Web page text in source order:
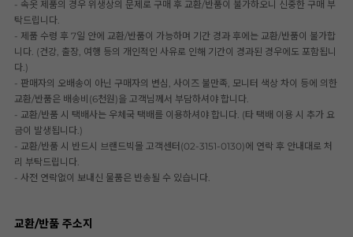
- 속옷 제품의 경우 위생상의 문제로 구매 후 교환/반품이 불가하오니 신중한 구매 부
탁드립니다.
- 제품 수령 후 7일 안에 교환/반품이 가능하며 기간 경과 후에는 교환/반품이 불가합
니다. (건강, 출장, 여행 등의 개인적인 사유로 인해 기간이 경과된 경우에도 포함됩니
다.)
- 판매자의 오배송이 아닌 구매자의 변심, 사이즈 불만족, 모니터 색상 차이 등에 의한
교환/반품은 배송비(6천원)을 고객님께서 부담하셔야 합니다.
- 교환/반품 시 택배사는 우체국 택배를 이용하셔야 합니다. (타 택배 이용 시 추가 요
금이 발생됩니다.)
- 교환/반품 시 반드시 브랜드빅몰 고객센터(02-3151-0130)에 연락 후 안내대로 처
리 부탁드립니다.
- 사전 연락없이 보내신 물품은 반송될 수 있습니다.
교환/반품 주소지